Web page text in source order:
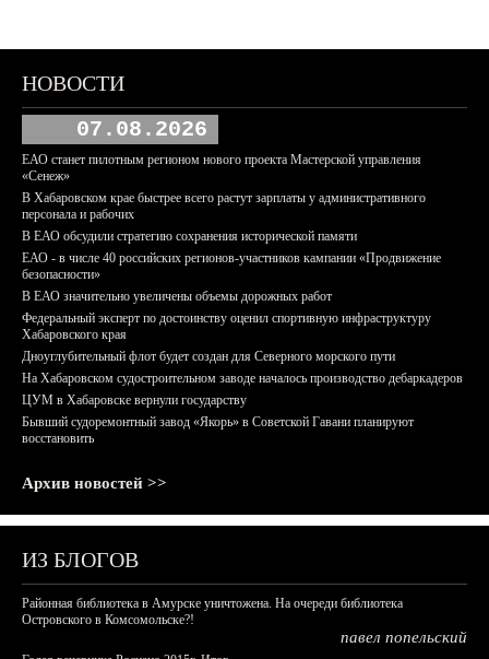
НОВОСТИ
07.08.2026
ЕАО станет пилотным регионом нового проекта Мастерской управления
«Сенеж»
В Хабаровском крае быстрее всего растут зарплаты у административного
персонала и рабочих
В ЕАО обсудили стратегию сохранения исторической памяти
ЕАО - в числе 40 российских регионов-участников кампании «Продвижение
безопасности»
В ЕАО значительно увеличены объемы дорожных работ
Федеральный эксперт по достоинству оценил спортивную инфраструктуру
Хабаровского края
Дноуглубительный флот будет создан для Северного морского пути
На Хабаровском судостроительном заводе началось производство дебаркадеров
ЦУМ в Хабаровске вернули государству
Бывший судоремонтный завод «Якорь» в Советской Гавани планируют
восстановить
Архив новостей >>
ИЗ БЛОГОВ
Районная библиотека в Амурске уничтожена. На очереди библиотека
Островского в Комсомольске?!
павел попельский